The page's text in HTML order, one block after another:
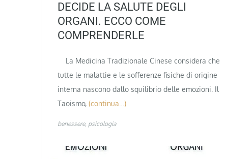
DECIDE LA SALUTE DEGLI
ORGANI. ECCO COME
COMPRENDERLE
La Medicina Tradizionale Cinese considera che
tutte le malattie e le sofferenze fisiche di origine
interna nascono dallo squilibrio delle emozioni. Il
Taoismo, (continua…)
benessere psicologia